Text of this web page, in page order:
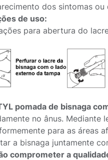
dos sintomas
de uso:
para abertura do
pomada de bisnaga
no ânus. Mediante
para as áreas
a bisnaga juntamente
comprometer a